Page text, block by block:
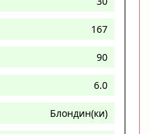
167
90
6.0
Блондин(ки)